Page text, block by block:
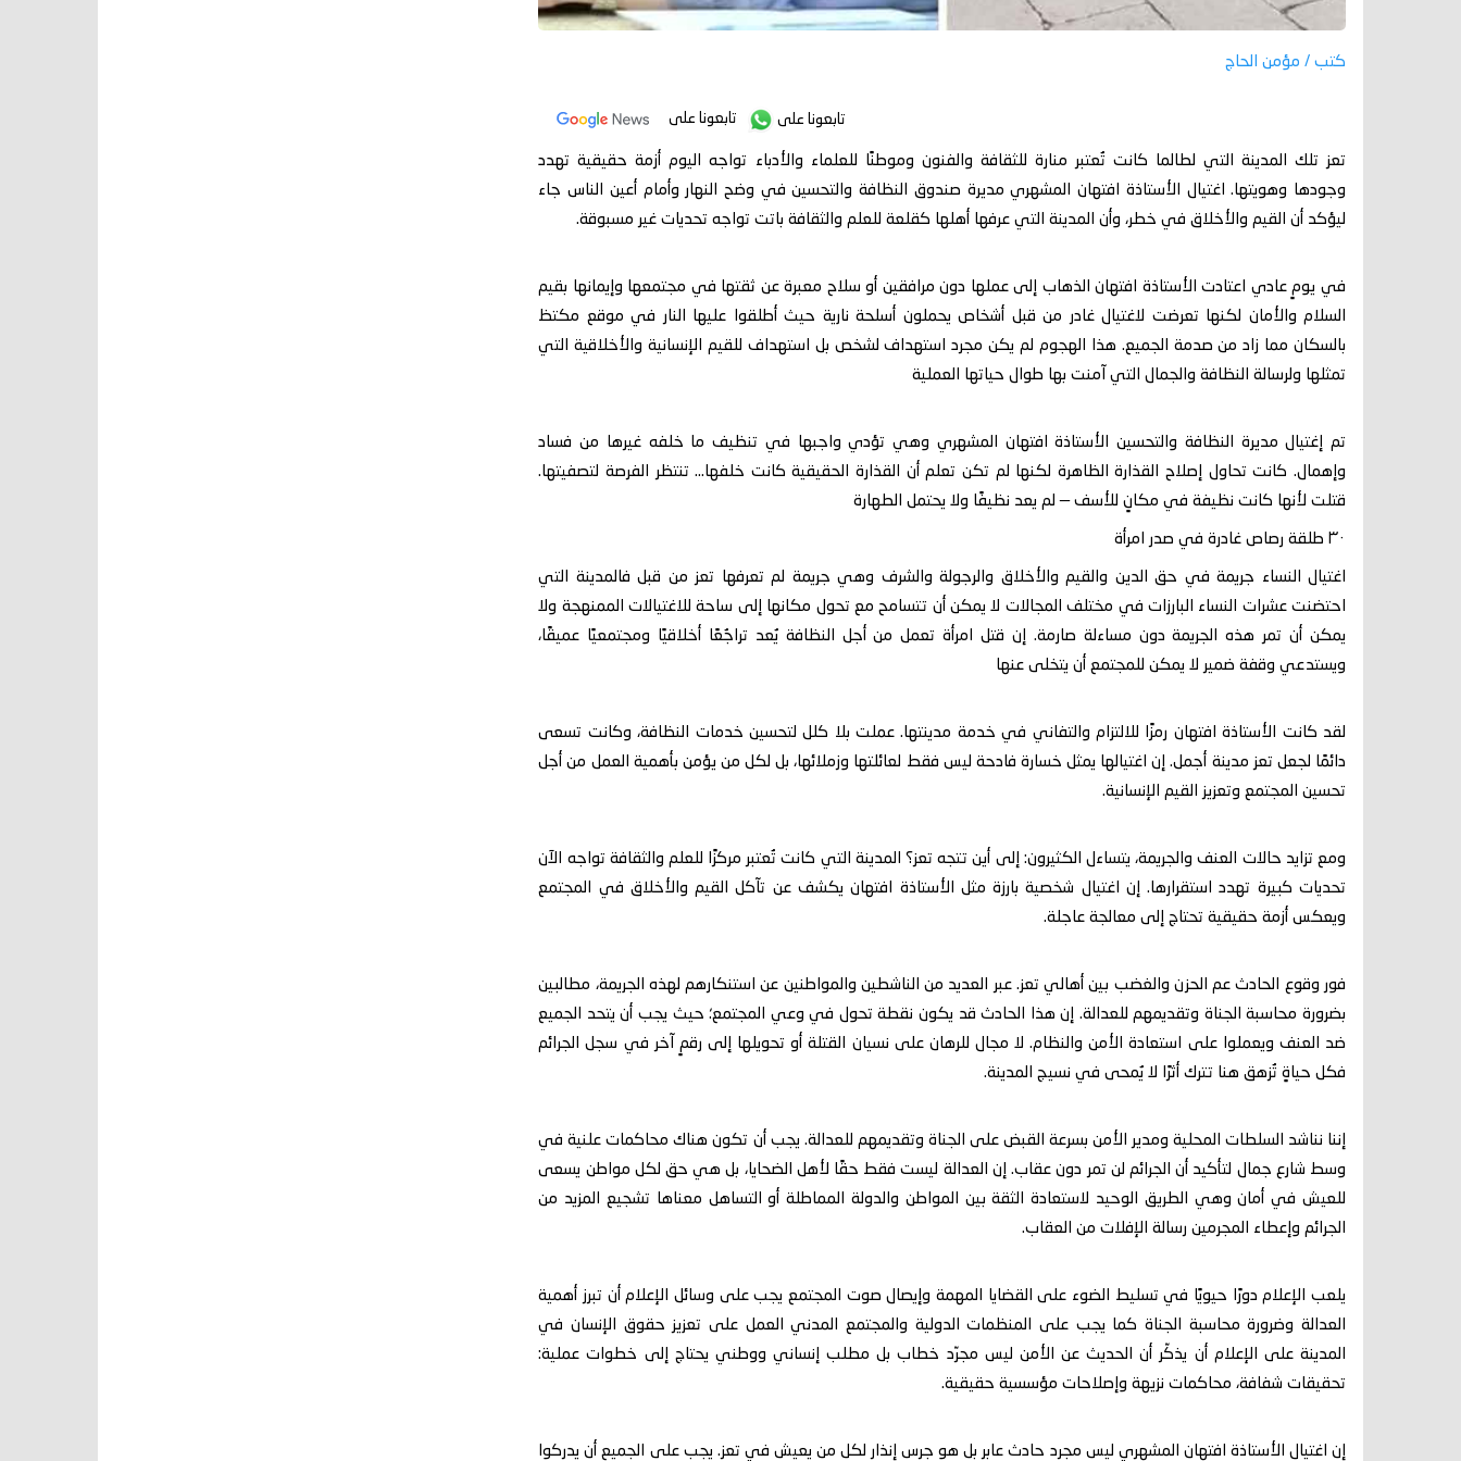
كتب / مؤمن الحاج
تابعونا على تابعونا على
تعز تلك المدينة التي لطالما كانت تُعتبر منارة للثقافة والفنون وموطنًا للعلماء والأدباء تواجه اليوم أزمة حقيقية تهدد
وجودها وهويتها. اغتيال الأستاذة افتهان المشهري مديرة صندوق النظافة والتحسين في وضح النهار وأمام أعين الناس جاء
ليؤكد أن القيم والأخلاق في خطر، وأن المدينة التي عرفها أهلها كقلعة للعلم والثقافة باتت تواجه تحديات غير مسبوقة.
في يومٍ عادي اعتادت الأستاذة افتهان الذهاب إلى عملها دون مرافقين أو سلاح معبرة عن ثقتها في مجتمعها وإيمانها بقيم
السلام والأمان لكنها تعرضت لاغتيال غادر من قبل أشخاص يحملون أسلحة نارية حيث أطلقوا عليها النار في موقع مكتظ
بالسكان مما زاد من صدمة الجميع. هذا الهجوم لم يكن مجرد استهداف لشخص بل استهداف للقيم الإنسانية والأخلاقية التي
تمثلها ولرسالة النظافة والجمال التي آمنت بها طوال حياتها العملية
تم إغتيال مديرة النظافة والتحسين الأستاذة افتهان المشهري وهي تؤدي واجبها في تنظيف ما خلفه غيرها من فساد
وإهمال. كانت تحاول إصلاح القذارة الظاهرة لكنها لم تكن تعلم أن القذارة الحقيقية كانت خلفها… تنتظر الفرصة لتصفيتها.
قتلت لأنها كانت نظيفة في مكانٍ للأسف — لم يعد نظيفًا ولا يحتمل الطهارة
٣٠ طلقة رصاص غادرة في صدر امرأة
اغتيال النساء جريمة في حق الدين والقيم والأخلاق والرجولة والشرف وهي جريمة لم تعرفها تعز من قبل فالمدينة التي
احتضنت عشرات النساء البارزات في مختلف المجالات لا يمكن أن تتسامح مع تحول مكانها إلى ساحة للاغتيالات الممنهجة ولا
يمكن أن تمر هذه الجريمة دون مساءلة صارمة. إن قتل امرأة تعمل من أجل النظافة يُعد تراجُعًا أخلاقيًا ومجتمعيًا عميقًا،
ويستدعي وقفة ضمير لا يمكن للمجتمع أن يتخلى عنها
لقد كانت الأستاذة افتهان رمزًا للالتزام والتفاني في خدمة مدينتها. عملت بلا كلل لتحسين خدمات النظافة، وكانت تسعى
دائمًا لجعل تعز مدينة أجمل. إن اغتيالها يمثل خسارة فادحة ليس فقط لعائلتها وزملائها، بل لكل من يؤمن بأهمية العمل من أجل
تحسين المجتمع وتعزيز القيم الإنسانية.
ومع تزايد حالات العنف والجريمة، يتساءل الكثيرون: إلى أين تتجه تعز؟ المدينة التي كانت تُعتبر مركزًا للعلم والثقافة تواجه الآن
تحديات كبيرة تهدد استقرارها. إن اغتيال شخصية بارزة مثل الأستاذة افتهان يكشف عن تآكل القيم والأخلاق في المجتمع
ويعكس أزمة حقيقية تحتاج إلى معالجة عاجلة.
فور وقوع الحادث عم الحزن والغضب بين أهالي تعز. عبر العديد من الناشطين والمواطنين عن استنكارهم لهذه الجريمة، مطالبين
بضرورة محاسبة الجناة وتقديمهم للعدالة. إن هذا الحادث قد يكون نقطة تحول في وعي المجتمع؛ حيث يجب أن يتحد الجميع
ضد العنف ويعملوا على استعادة الأمن والنظام. لا مجال للرهان على نسيان القتلة أو تحويلها إلى رقمٍ آخر في سجل الجرائم
فكل حياةٍ تُزهق هنا تترك أثرًا لا يُمحى في نسيج المدينة.
إننا نناشد السلطات المحلية ومدير الأمن بسرعة القبض على الجناة وتقديمهم للعدالة. يجب أن تكون هناك محاكمات علنية في
وسط شارع جمال لتأكيد أن الجرائم لن تمر دون عقاب. إن العدالة ليست فقط حقًا لأهل الضحايا، بل هي حق لكل مواطن يسعى
للعيش في أمان وهي الطريق الوحيد لاستعادة الثقة بين المواطن والدولة المماطلة أو التساهل معناها تشجيع المزيد من
الجرائم وإعطاء المجرمين رسالة الإفلات من العقاب.
يلعب الإعلام دورًا حيويًا في تسليط الضوء على القضايا المهمة وإيصال صوت المجتمع يجب على وسائل الإعلام أن تبرز أهمية
العدالة وضرورة محاسبة الجناة كما يجب على المنظمات الدولية والمجتمع المدني العمل على تعزيز حقوق الإنسان في
المدينة على الإعلام أن يذكّر أن الحديث عن الأمن ليس مجرّد خطاب بل مطلب إنساني ووطني يحتاج إلى خطوات عملية:
تحقيقات شفافة، محاكمات نزيهة وإصلاحات مؤسسية حقيقية.
إن اغتيال الأستاذة افتهان المشهري ليس مجرد حادث عابر بل هو جرس إنذار لكل من يعيش في تعز. يجب على الجميع أن يدركوا